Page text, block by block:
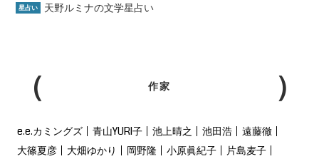
星占い 天野ルミナの文学星占い
作家
e.e.カミングズ 青山YURI子 池上晴之 池田浩
遠藤徹
大篠夏彦
大畑ゆかり 岡野隆 小原眞紀子
片島麦子